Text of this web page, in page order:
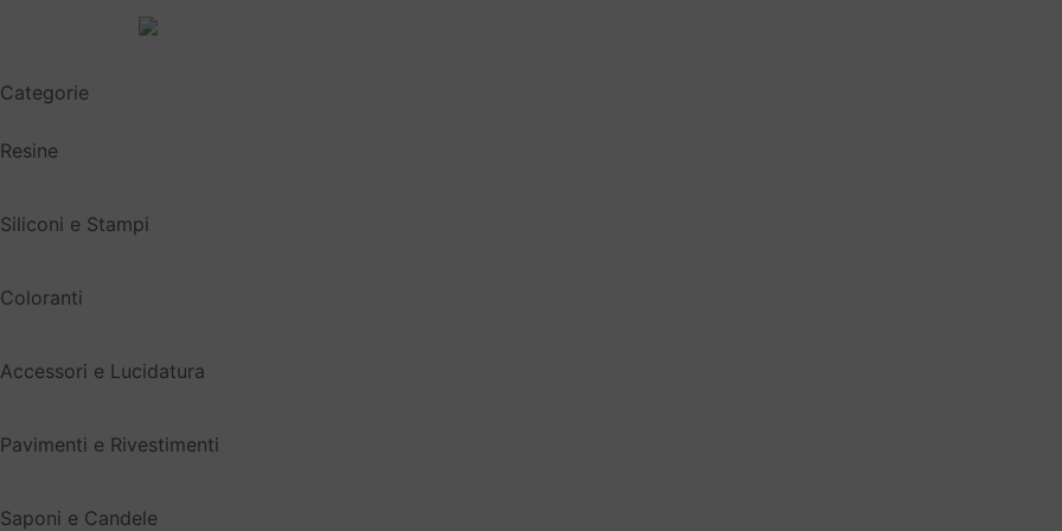
Categorie
Resine
Siliconi e Stampi
Coloranti
Accessori e Lucidatura
Pavimenti e Rivestimenti
Saponi e Candele